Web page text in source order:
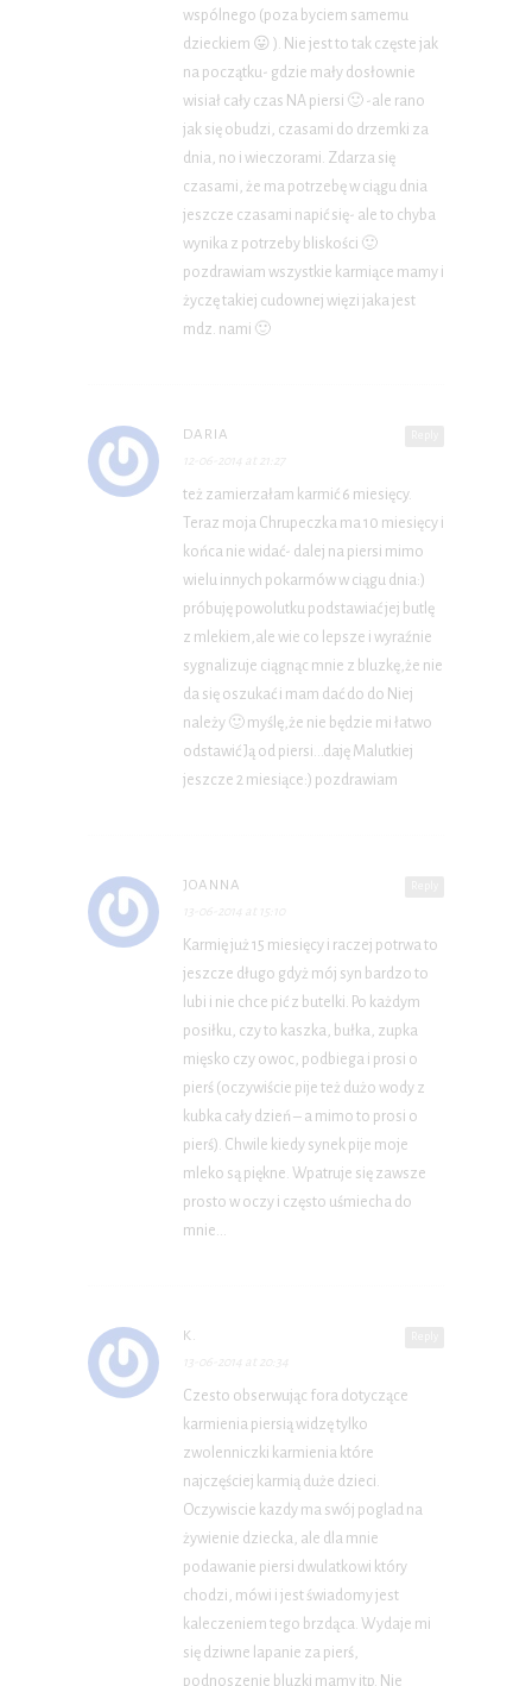
wspólnego (poza byciem samemu
dzieckiem 😛 ). Nie jest to tak częste jak
na początku- gdzie mały dosłownie
wisiał cały czas NA piersi 🙂 -ale rano
jak się obudzi, czasami do drzemki za
dnia, no i wieczorami. Zdarza się
czasami, że ma potrzebę w ciągu dnia
jeszcze czasami napić się- ale to chyba
wynika z potrzeby bliskości 🙂
pozdrawiam wszystkie karmiące mamy i
życzę takiej cudownej więzi jaka jest
mdz. nami 🙂
DARIA
też zamierzałam karmić 6 miesięcy.
Teraz moja Chrupeczka ma 10 miesięcy i
końca nie widać- dalej na piersi mimo
wielu innych pokarmów w ciągu dnia:)
próbuję powolutku podstawiać jej butlę
z mlekiem,ale wie co lepsze i wyraźnie
sygnalizuje ciągnąc mnie z bluzkę,że nie
da się oszukać i mam dać do do Niej
należy 🙂 myślę,że nie będzie mi łatwo
odstawić Ją od piersi…daję Malutkiej
jeszcze 2 miesiące:) pozdrawiam
JOANNA
Karmię już 15 miesięcy i raczej potrwa to
jeszcze długo gdyż mój syn bardzo to
lubi i nie chce pić z butelki. Po każdym
posiłku, czy to kaszka, bułka, zupka
mięsko czy owoc, podbiega i prosi o
pierś (oczywiście pije też dużo wody z
kubka cały dzień – a mimo to prosi o
pierś). Chwile kiedy synek pije moje
mleko są piękne. Wpatruje się zawsze
prosto w oczy i często uśmiecha do
mnie…
K.
Czesto obserwując fora dotyczące
karmienia piersią widzę tylko
zwolenniczki karmienia które
najczęściej karmią duże dzieci.
Oczywiscie kazdy ma swój poglad na
żywienie dziecka, ale dla mnie
podawanie piersi dwulatkowi który
chodzi, mówi i jest świadomy jest
kaleczeniem tego brzdąca. Wydaje mi
się dziwne lapanie za pierś,
podnoszenie bluzki mamy itp. Nie